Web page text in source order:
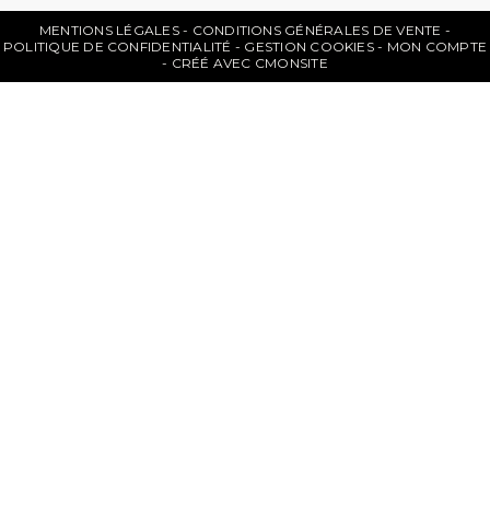
MENTIONS LÉGALES
CONDITIONS GÉNÉRALES DE VENTE
POLITIQUE DE CONFIDENTIALITÉ
GESTION COOKIES
MON COMPTE
CRÉÉ AVEC CMONSITE